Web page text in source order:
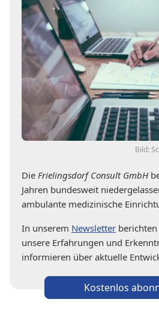
Bild:
Die Frielingsdorf Consult GmbH
Jahren bundesweit
ambulante medizinische
In unserem Newsletter
unsere Erfahrungen und
informieren über aktuelle
Kostenlos